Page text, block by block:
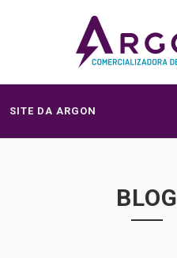
SITE DA ARGON
BLOG